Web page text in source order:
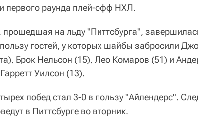
первого раунда плей-офф НХЛ.
прошедшая на льду "Питтсбурга",
гостей, у которых шайбы забросили
Брок Нельсон (15), Лео Комаров (51) и
Уилсон (13).
побед стал 3-0 в пользу "Айлендерс".
в Питтсбурге во вторник.